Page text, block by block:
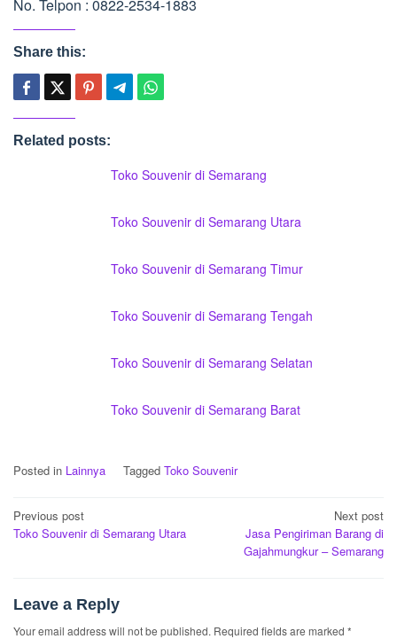
No. Telpon : 0822-2534-1883
Share this:
Related posts:
Toko Souvenir di Semarang
Toko Souvenir di Semarang Utara
Toko Souvenir di Semarang Timur
Toko Souvenir di Semarang Tengah
Toko Souvenir di Semarang Selatan
Toko Souvenir di Semarang Barat
Posted in Lainnya Tagged Toko Souvenir
Post
navigation
Previous post
Toko Souvenir di Semarang Utara
Next post
Jasa Pengiriman Barang di
Gajahmungkur – Semarang
Leave a Reply
Your email address will not be published. Required fields are marked *